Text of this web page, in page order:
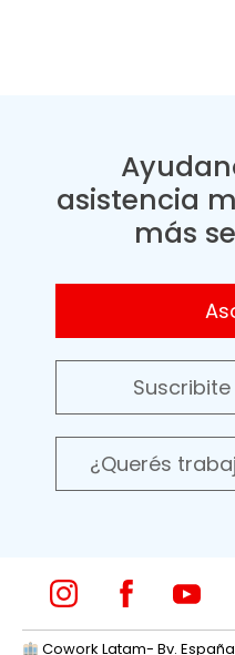
asistencia
más
¿Querés
Cowork Latam- Bv.